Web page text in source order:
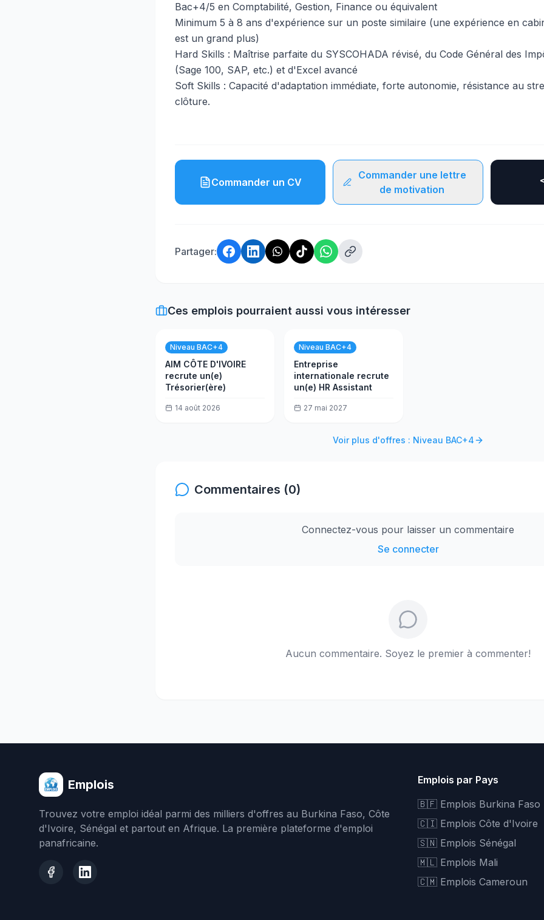
Bac+4/5 en Comptabilité, Gestion, Finance ou équivalent
Minimum 5 à 8 ans d'expérience sur un poste similaire (une expérience en
est un grand plus)
Hard Skills : Maîtrise parfaite du SYSCOHADA révisé, du Code Général des
(Sage 100, SAP, etc.) et d'Excel avancé
Soft Skills : Capacité d'adaptation immédiate, forte autonomie, résistance au
clôture.
Commander un CV
Commander une lettre
de motivation
Partager:
Ces emplois pourraient aussi vous intéresser
Niveau BAC+4
AIM CÔTE D'IVOIRE
recrute un(e)
Trésorier(ère)
14 août 2026
Niveau BAC+4
Entreprise
internationale recrute
un(e) HR Assistant
27 mai 2027
Voir plus d'offres : Niveau BAC+4
Commentaires (0)
Connectez-vous pour laisser un commentaire
Se connecter
Aucun commentaire. Soyez le premier à commenter!
Emplois
Trouvez votre emploi idéal parmi des milliers d'offres au Burkina Faso, Côte
d'Ivoire, Sénégal et partout en Afrique. La première plateforme d'emploi
panafricaine.
Emplois par Pays
🇧🇫 Emplois Burkina Faso
🇨🇮 Emplois Côte d'Ivoire
🇸🇳 Emplois Sénégal
🇲🇱 Emplois Mali
🇨🇲 Emplois Cameroun